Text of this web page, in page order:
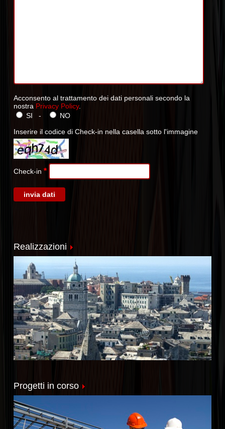
Acconsento al trattamento dei dati personali secondo la
nostra Privacy Policy.
SI -
NO
Inserire il codice di Check-in nella casella sotto l'immagine
Check-in *
Realizzazioni
Progetti in corso